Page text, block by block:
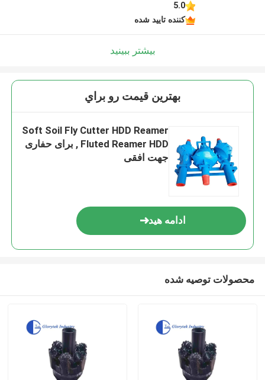
5.0
کننده تایید شده
بیشتر ببینید
بهترين قيمت رو براي
Soft Soil Fly Cutter HDD Reamer
, Fluted Reamer HDD برای حفاری
جهت افقی
ادامه هید
محصولات توصیه شده